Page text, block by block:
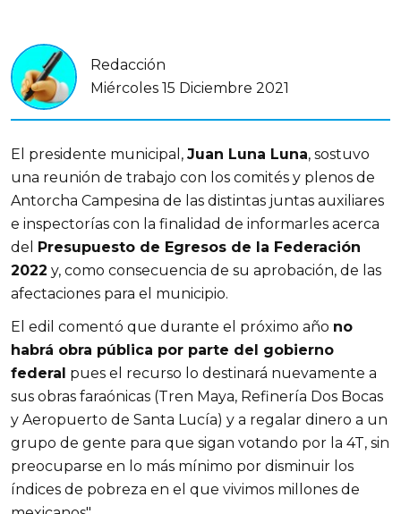
Redacción
Miércoles 15 Diciembre 2021
El presidente municipal, Juan Luna Luna, sostuvo
una reunión de trabajo con los comités y plenos de
Antorcha Campesina de las distintas juntas auxiliares
e inspectorías con la finalidad de informarles acerca
del
Presupuesto de Egresos de la Federación
2022 y, como consecuencia de su aprobación, de las
afectaciones para el municipio.
El edil comentó que durante el próximo año no
habrá obra pública por parte del gobierno
federal pues el recurso lo destinará nuevamente a
sus obras faraónicas (Tren Maya, Refinería Dos Bocas
y Aeropuerto de Santa Lucía) y a regalar dinero a un
grupo de gente para que sigan votando por la 4T, sin
preocuparse en lo más mínimo por disminuir los
índices de pobreza en el que vivimos millones de